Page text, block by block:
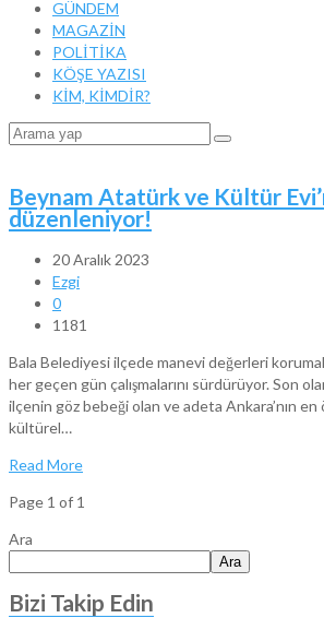
GÜNDEM
MAGAZİN
POLİTİKA
KÖŞE YAZISI
KİM, KİMDİR?
Beynam Atatürk ve Kültür
düzenleniyor!
20 Aralık 2023
Ezgi
0
1181
Bala Belediyesi ilçede manevi değerleri
her geçen gün çalışmalarını sürdürüyor. Son
ilçenin göz bebeği olan ve adeta Ankara’nın
kültürel…
Read More
Page 1 of 1
Ara
Ara
Bizi Takip Edin